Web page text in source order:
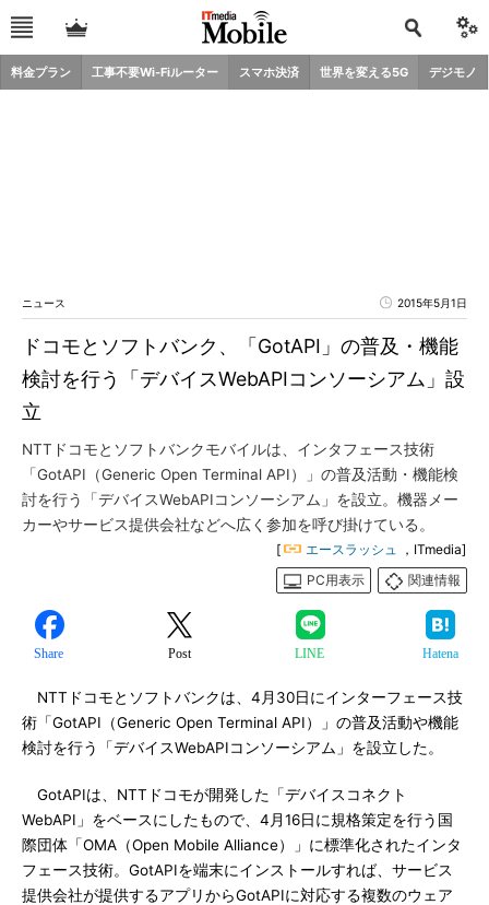
料金プラン 工事不要Wi-Fiルーター スマホ決済 世界を変える5G デジモノ
ニュース 2015年5月1日
ドコモとソフトバンク、「GotAPI」の普及・機能
検討を行う「デバイスWebAPIコンソーシアム」設
立
NTTドコモとソフトバンクモバイルは、インタフェース技術
「GotAPI（Generic Open Terminal API）」の普及活動・機能検
討を行う「デバイスWebAPIコンソーシアム」を設立。機器メー
カーやサービス提供会社などへ広く参加を呼び掛けている。
[ エースラッシュ ，ITmedia]
PC用表示
関連情報
Share Post LINE Hatena
NTTドコモとソフトバンクは、4月30日にインターフェース技
術「GotAPI（Generic Open Terminal API）」の普及活動や機能
検討を行う「デバイスWebAPIコンソーシアム」を設立した。
GotAPIは、NTTドコモが開発した「デバイスコネクト
WebAPI」をベースにしたもので、4月16日に規格策定を行う国
際団体「OMA（Open Mobile Alliance）」に標準化されたインタ
フェース技術。GotAPIを端末にインストールすれば、サービス
提供会社が提供するアプリからGotAPIに対応する複数のウェア